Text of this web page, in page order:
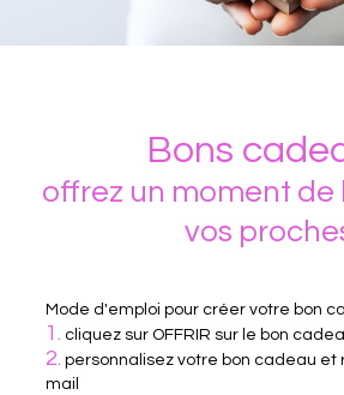
Bons
offrez un moment de
vos
Mode d'emploi pour créer votre bon
1. cliquez sur OFFRIR sur le bon
2. personnalisez votre bon cadeau et
mail